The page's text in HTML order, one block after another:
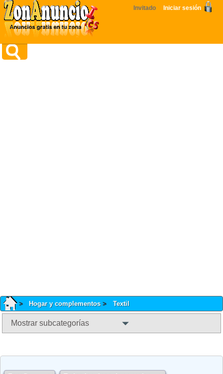
Invitado Iniciar sesión
Hogar y complementos Textil
Mostrar subcategorías